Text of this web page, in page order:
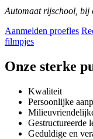
Automaat rijschool, bij
Aanmelden proefles
filmpjes
Onze sterke
Kwaliteit
Persoonlijke
Gestructureerde
Geduldige en